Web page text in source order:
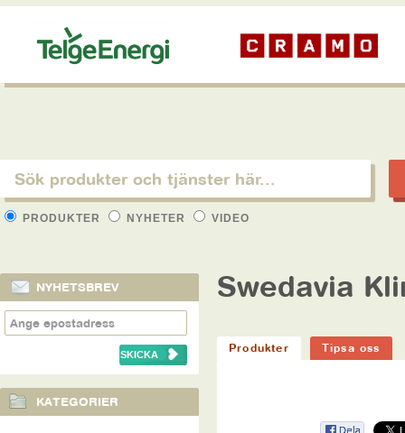
PRODUKTER NYHETER VIDEO
NYHETSBREV
KATEGORIER
Swedavia
Produkter Tipsa oss